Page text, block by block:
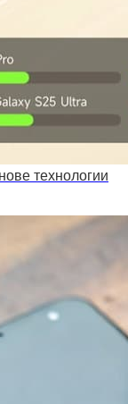
технологии